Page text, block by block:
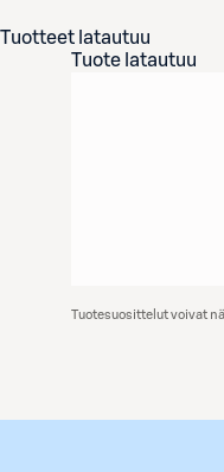
Tuotteet latautuu
Tuote latautuu
Tuotesuosittelut voivat